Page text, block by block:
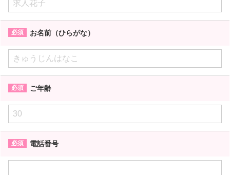
お名前（ひらがな）
ご年齢
電話番号